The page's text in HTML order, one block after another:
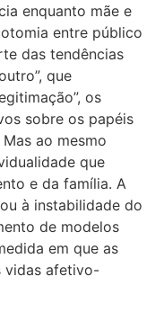
enquanto mãe e
entre público
das tendências
que
os
sobre os papéis
ao mesmo
que
e da família. A
à instabilidade do
de modelos
em que as
vidas afetivo-